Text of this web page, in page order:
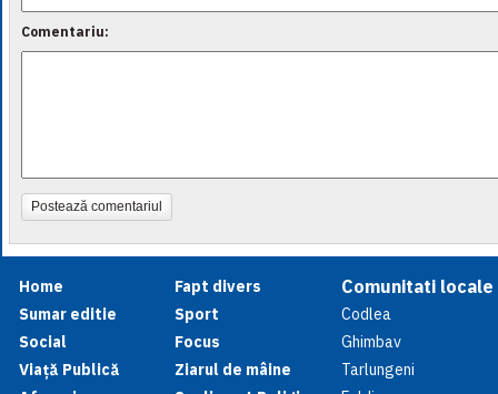
Comentariu:
Postează comentariul
Home
Sumar editie
Social
Viață Publică
Fapt divers
Sport
Focus
Ziarul de mâine
Comunitati locale
Codlea
Ghimbav
Tarlungeni